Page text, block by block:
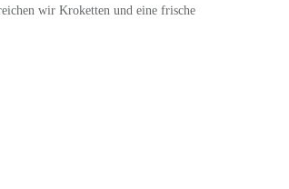
wir Kroketten und eine frische